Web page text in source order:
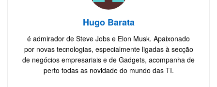
Hugo Barata
é admirador de Steve Jobs e Elon Musk. Apaixonado
por novas tecnologias, especialmente ligadas à secção
de negócios empresariais e de Gadgets, acompanha de
perto todas as novidade do mundo das TI.